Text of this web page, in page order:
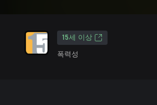
15세 이상
폭력성